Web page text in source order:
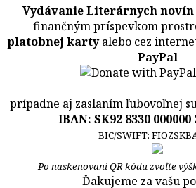
Vydávanie Literárnych
finančným príspevkom
platobnej kartyalebo cez
PayPal
prípadne aj zaslaním ľubovoľnej
IBAN: SK92 8330 000000
BIC/SWIFT:
Po naskenovaní QR kódu zvoľte
Ďakujeme za vašu